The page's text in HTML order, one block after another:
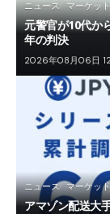
ニュース マーケッ
元警官が10代か
年の判決
2026年08月06日
ニュース マーケッ
アマゾン配送大